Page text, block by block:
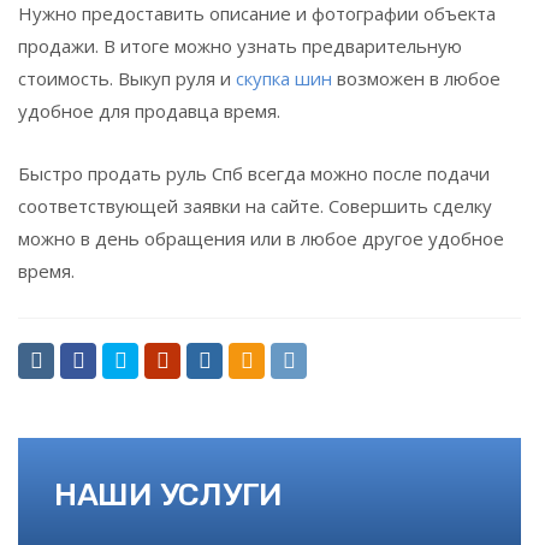
Нужно предоставить описание и фотографии объекта
продажи. В итоге можно узнать предварительную
стоимость. Выкуп руля и скупка шин возможен в любое
удобное для продавца время.
Быстро продать руль Спб всегда можно после подачи
соответствующей заявки на сайте. Совершить сделку
можно в день обращения или в любое другое удобное
время.
НАШИ УСЛУГИ